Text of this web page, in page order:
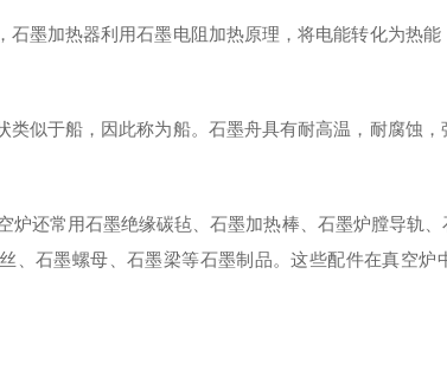
石墨加热器利用石墨电阻加热原理，将电能转化为热
类似于船，因此称为船。石墨舟具有耐高温，耐腐蚀
炉还常用石墨绝缘碳毡、石墨加热棒、石墨炉膛导轨
、石墨螺母、石墨梁等石墨制品。这些配件在真空炉